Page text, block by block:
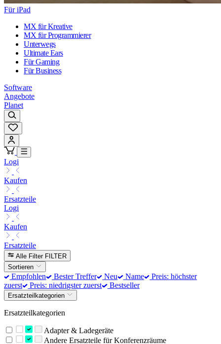
Für iPad
MX für Kreative
MX für Programmierer
Unterwegs
Ultimate Ears
Für Gaming
Für Business
Software
Angebote
Planet
Logi
Kaufen
Ersatzteile
Logi
Kaufen
Ersatzteile
Alle Filter FILTER
Sortieren
Empfohlen Bester Treffer Neu Name
Preis: höchster
zuerst
Preis: niedrigster zuerst Bestseller
Ersatzteilkategorien
Ersatzteilkategorien
Adapter & Ladegeräte
Andere Ersatzteile für Konferenzräume